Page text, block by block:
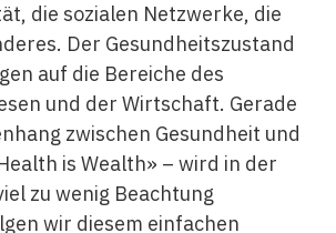
die sozialen Netzwerke, die
Der Gesundheitszustand
auf die Bereiche des
und der Wirtschaft. Gerade
zwischen Gesundheit und
is Wealth» – wird in der
zu wenig Beachtung
wir diesem einfachen